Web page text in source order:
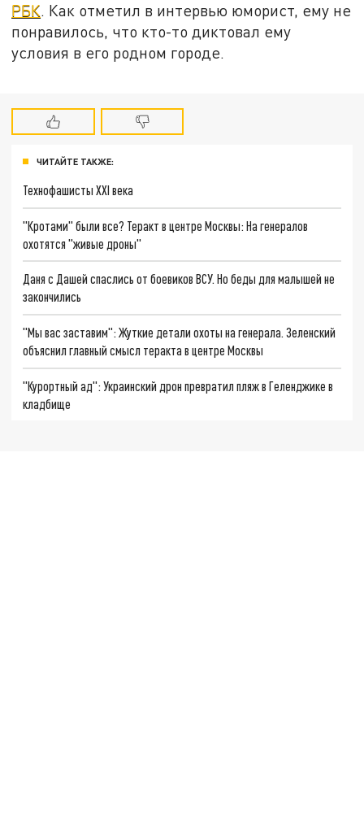
РБК. Как отметил в интервью юморист, ему не
понравилось, что кто-то диктовал ему
условия в его родном городе.
ЧИТАЙТЕ ТАКЖЕ:
Технофашисты XXI века
"Кротами" были все? Теракт в центре Москвы: На генералов
охотятся "живые дроны"
Даня с Дашей спаслись от боевиков ВСУ. Но беды для малышей не
закончились
"Мы вас заставим": Жуткие детали охоты на генерала. Зеленский
объяснил главный смысл теракта в центре Москвы
"Курортный ад": Украинский дрон превратил пляж в Геленджике в
кладбище